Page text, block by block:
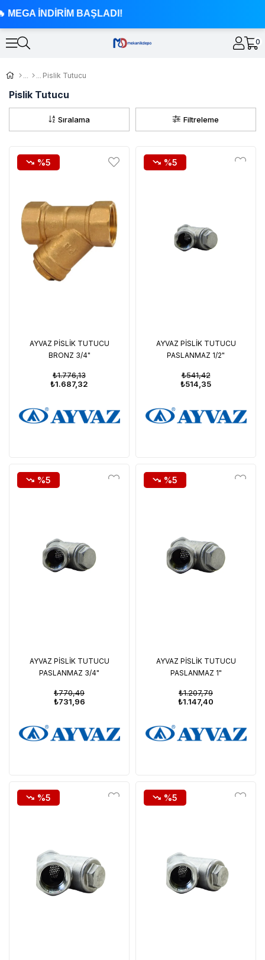
İNDİRİM BAŞLADI!
0
Pislik Tutucu
Pislik Tutucu
Filtreleme
Sıralama
AYVAZ PİSLİK TUTUCU
BRONZ 3/4"
₺1.687,32
₺1.776,13
%5
AYVAZ PİSLİK TUTUCU
PASLANMAZ 1/2"
₺514,35
₺541,42
%5
AYVAZ PİSLİK TUTUCU
PASLANMAZ 3/4"
₺731,96
₺770,49
%5
AYVAZ PİSLİK TUTUCU
PASLANMAZ 1"
₺1.147,40
₺1.207,79
%5
%5 %5